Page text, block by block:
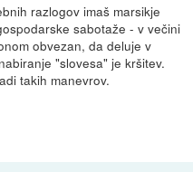
razlogov imaš marsikje
sabotaže - v večini
obvezan, da deluje v
"slovesa" je kršitev.
takih manevrov.